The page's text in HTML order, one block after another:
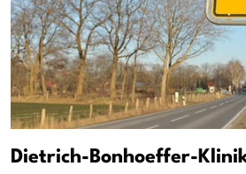
Dietrich-Bonhoeffer-